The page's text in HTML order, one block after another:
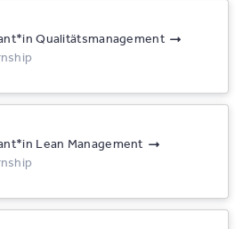
Qualitätsmanagement
Lean Management